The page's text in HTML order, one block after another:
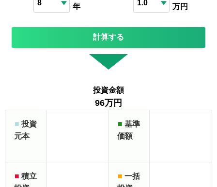
年 万円
計算する
投資金額
96万円
■ 投資
元本
■ 基準
価額
■ 積立
■ 一括